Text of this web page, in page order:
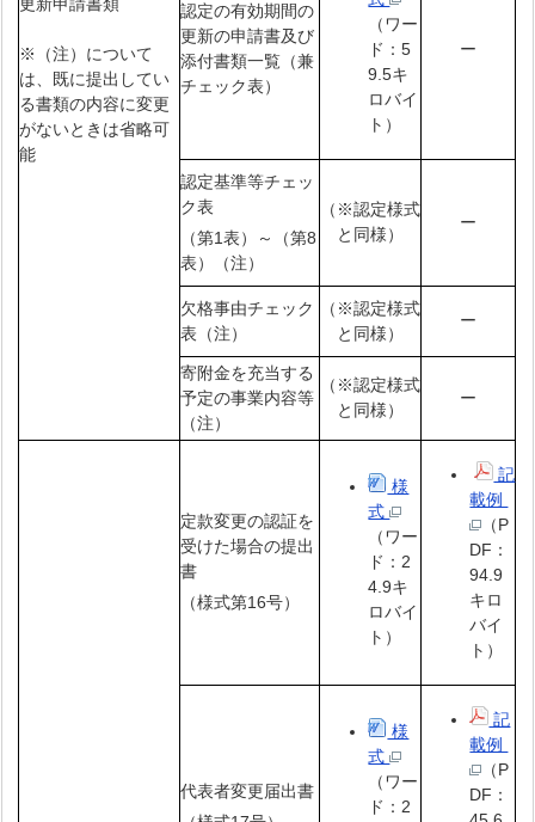
※（注）について
は、既に提出してい
る書類の内容に変更
がないときは省略可
能
認定の有効期間の
更新の申請書及び
添付書類一覧（兼
チェック表）
（ワー
ド：5
9.5キ
ロバイ
ト）
ー
認定基準等チェッ
ク表
（第1表）～（第8
表）（注）
（※認定様式
と同様）
ー
欠格事由チェック
表（注）
（※認定様式
と同様）
ー
寄附金を充当する
予定の事業内容等
（注）
（※認定様式
と同様）
ー
定款変更の認証を
受けた場合の提出
書
（様式第16号）
様
式
（ワー
ド：2
4.9キ
ロバイ
ト）
記
載例
（P
DF：
94.9
キロ
バイ
ト）
代表者変更届出書
様
式
（ワー
ド：2
記
載例
（P
DF：